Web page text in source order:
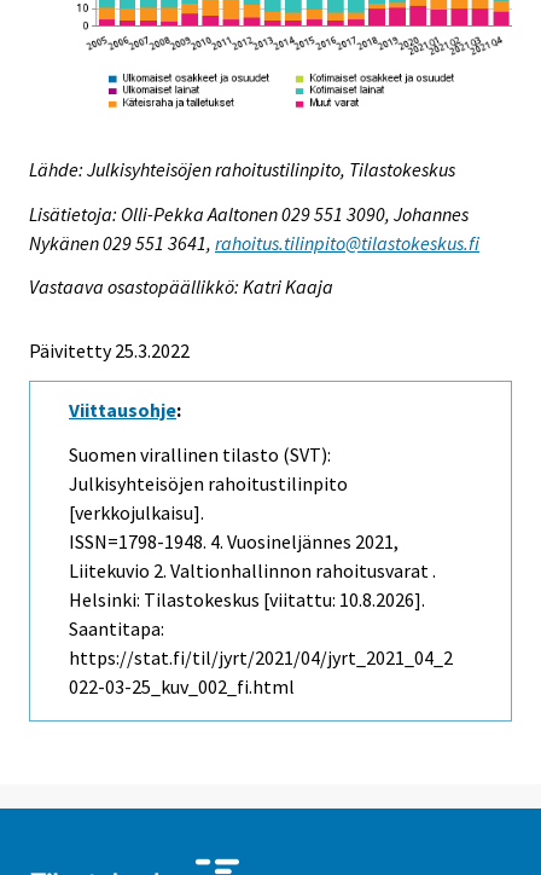
Lähde: Julkisyhteisöjen rahoitustilinpito, Tilastokeskus
Lisätietoja: Olli-Pekka Aaltonen 029 551 3090, Johannes
Nykänen 029 551 3641, rahoitus.tilinpito@tilastokeskus.fi
Vastaava osastopäällikkö: Katri Kaaja
Päivitetty 25.3.2022
Viittausohje:
Suomen virallinen tilasto (SVT):
Julkisyhteisöjen rahoitustilinpito
[verkkojulkaisu].
ISSN=1798-1948. 4. Vuosineljännes 2021,
Liitekuvio 2. Valtionhallinnon rahoitusvarat .
Helsinki: Tilastokeskus [viitattu: 10.8.2026].
Saantitapa:
https://stat.fi/til/jyrt/2021/04/jyrt_2021_04_2
022-03-25_kuv_002_fi.html